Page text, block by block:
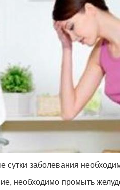
заболевания
необходимо промыть